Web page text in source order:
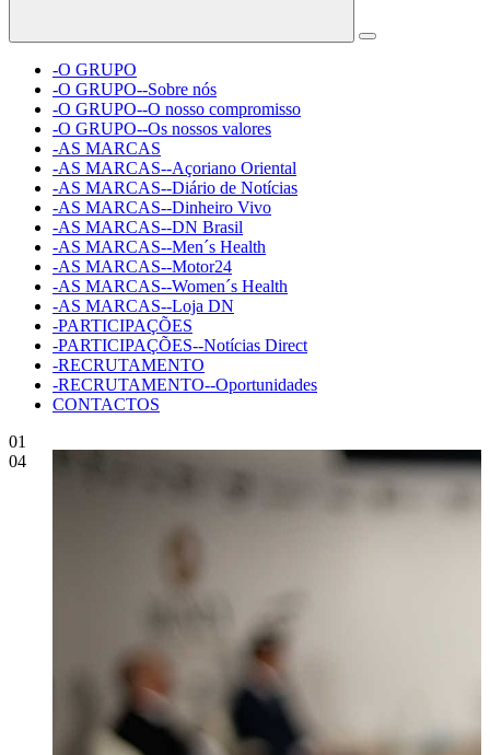
-O GRUPO
-O GRUPO--Sobre nós
-O GRUPO--O nosso compromisso
-O GRUPO--Os nossos valores
-AS MARCAS
-AS MARCAS--Açoriano Oriental
-AS MARCAS--Diário de Notícias
-AS MARCAS--Dinheiro Vivo
-AS MARCAS--DN Brasil
-AS MARCAS--Men´s Health
-AS MARCAS--Motor24
-AS MARCAS--Women´s Health
-AS MARCAS--Loja DN
-PARTICIPAÇÕES
-PARTICIPAÇÕES--Notícias Direct
-RECRUTAMENTO
-RECRUTAMENTO--Oportunidades
CONTACTOS
01
04